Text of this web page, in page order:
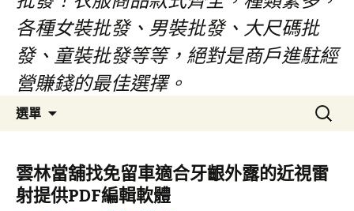
各種女裝批發、男裝批發、大尺碼批
發、童裝批發等等，絕對是商戶進駐經
營賺錢的最佳選擇。
選單
容
區
搜
尋
鍵
字:
雲林當舖找免留車適合牙齦外露的近視雷
射提供PDF編輯軟體